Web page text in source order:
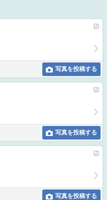
写真を投稿する
写真を投稿する
写真を投稿する